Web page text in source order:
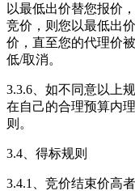
以最低出价替您报价
竞价，则您以最低出
价，直至您的代理价
低/取消。
3.3.6、如不同意以上
在自己的合理预算内
则。
3.4、得标规则
3.4.1、竞价结束价高